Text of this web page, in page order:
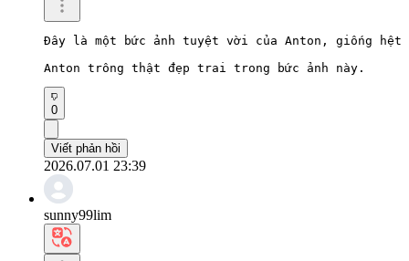
Đây là một bức ảnh tuyệt vời của Anton, giống hệt
Anton trông thật đẹp trai trong bức ảnh này.
0
Viết phản hồi
2026.07.01 23:39
sunny99lim